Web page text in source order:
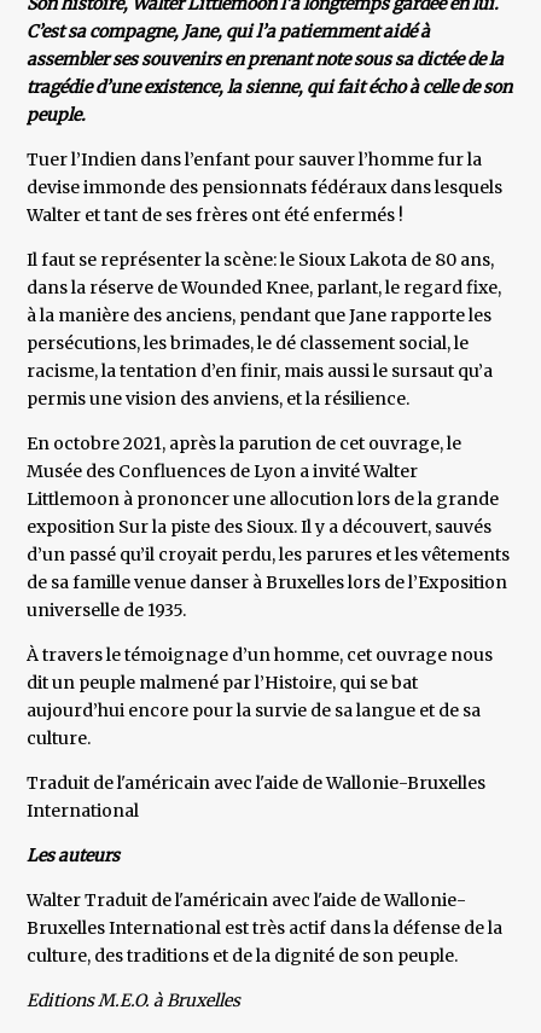
C’est sa compagne, Jane, qui l’a patiemment aidé à
assembler ses souvenirs en prenant note sous sa dictée de la
tragédie d’une existence, la sienne, qui fait écho à celle de son
peuple.
Tuer l’Indien dans l’enfant pour sauver l’homme fur la
devise immonde des pensionnats fédéraux dans lesquels
Walter et tant de ses frères ont été enfermés !
Il faut se représenter la scène: le Sioux Lakota de 80 ans,
dans la réserve de Wounded Knee, parlant, le regard fixe,
à la manière des anciens, pendant que Jane rapporte les
persécutions, les brimades, le dé classement social, le
racisme, la tentation d’en finir, mais aussi le sursaut qu’a
permis une vision des anviens, et la résilience.
En octobre 2021, après la parution de cet ouvrage, le
Musée des Confluences de Lyon a invité Walter
Littlemoon à prononcer une allocution lors de la grande
exposition Sur la piste des Sioux. Il y a découvert, sauvés
d’un passé qu’il croyait perdu, les parures et les vêtements
de sa famille venue danser à Bruxelles lors de l’Exposition
universelle de 1935.
À travers le témoignage d’un homme, cet ouvrage nous
dit un peuple malmené par l’Histoire, qui se bat
aujourd’hui encore pour la survie de sa langue et de sa
culture.
Traduit de l'américain avec l'aide de Wallonie-Bruxelles
International
Les auteurs
Walter Traduit de l'américain avec l'aide de Wallonie-
Bruxelles International est très actif dans la défense de la
culture, des traditions et de la dignité de son peuple.
Editions M.E.O. à Bruxelles